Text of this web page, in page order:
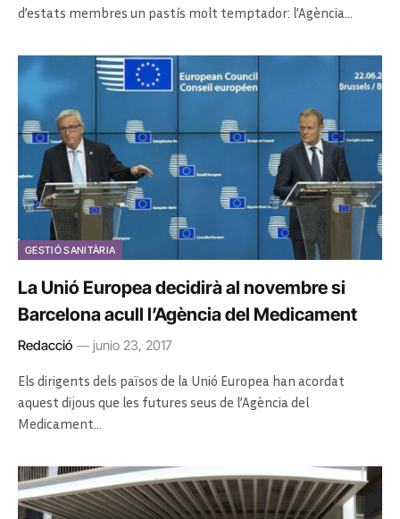
d’estats membres un pastís molt temptador: l’Agència…
GESTIÓ SANITÀRIA
La Unió Europea decidirà al novembre si
Barcelona acull l’Agència del Medicament
Redacció junio 23, 2017
Els dirigents dels països de la Unió Europea han acordat
aquest dijous que les futures seus de l’Agència del
Medicament…